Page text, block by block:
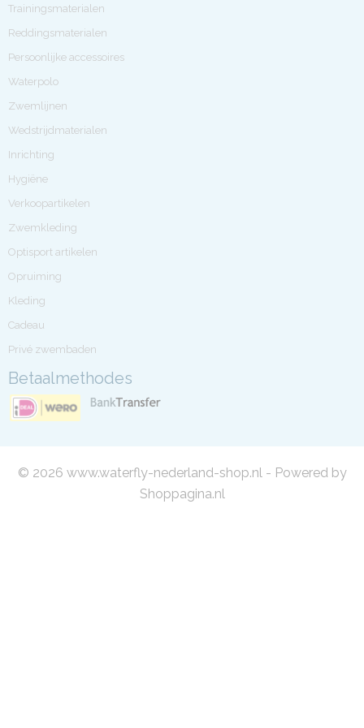
Trainingsmaterialen
Reddingsmaterialen
Persoonlijke accessoires
Waterpolo
Zwemlijnen
Wedstrijdmaterialen
Inrichting
Hygiëne
Verkoopartikelen
Zwemkleding
Optisport artikelen
Opruiming
Kleding
Cadeau
Privé zwembaden
Betaalmethodes
© 2026 www.waterfly-nederland-shop.nl - Powered by
Shoppagina.nl